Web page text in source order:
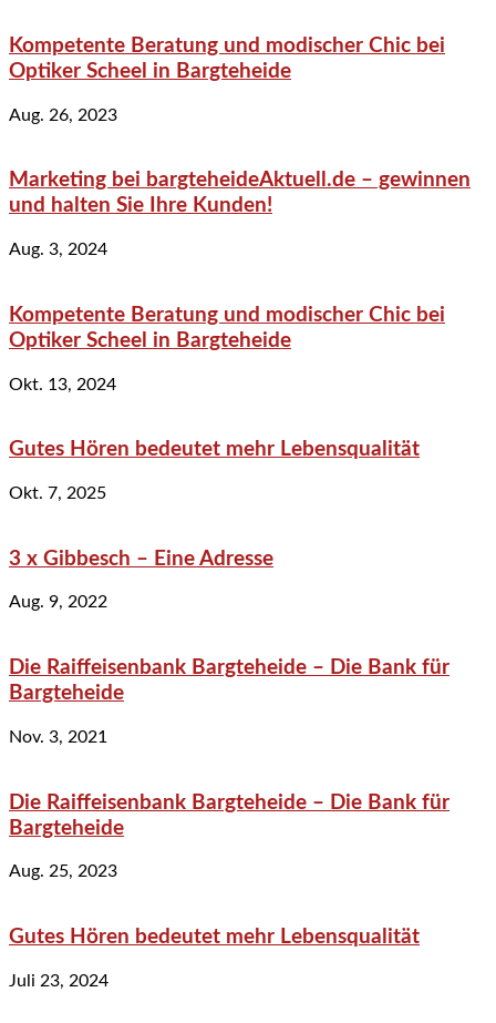
Kompetente Beratung und modischer Chic bei
Optiker Scheel in Bargteheide
Aug. 26, 2023
Marketing bei bargteheideAktuell.de – gewinnen
und halten Sie Ihre Kunden!
Aug. 3, 2024
Kompetente Beratung und modischer Chic bei
Optiker Scheel in Bargteheide
Okt. 13, 2024
Gutes Hören bedeutet mehr Lebensqualität
Okt. 7, 2025
3 x Gibbesch – Eine Adresse
Aug. 9, 2022
Die Raiffeisenbank Bargteheide – Die Bank für
Bargteheide
Nov. 3, 2021
Die Raiffeisenbank Bargteheide – Die Bank für
Bargteheide
Aug. 25, 2023
Gutes Hören bedeutet mehr Lebensqualität
Juli 23, 2024